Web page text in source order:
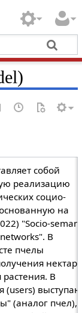
собой
реализацию
социо-
на
"Socio-
В
пчелы
В
(users)
(аналог пчел),